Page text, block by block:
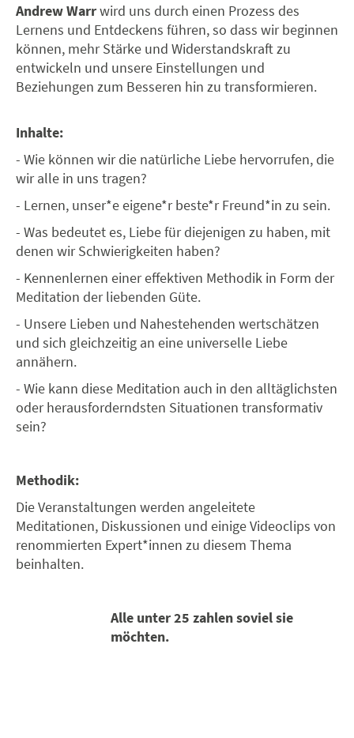
Andrew Warrwird uns durch einen Prozess des
Lernens und Entdeckens führen, so dass wir beginnen
können, mehr Stärke und Widerstandskraft zu
entwickeln und unsere Einstellungen und
Beziehungen zum Besseren hin zu transformieren.
Inhalte:
- Wie können wir die natürliche Liebe hervorrufen, die
wir alle in uns tragen?
- Lernen, unser*e eigene*r beste*r Freund*in zu sein.
- Was bedeutet es, Liebe für diejenigen zu haben, mit
denen wir Schwierigkeiten haben?
- Kennenlernen einer effektiven Methodik in Form der
Meditation der liebenden Güte.
- Unsere Lieben und Nahestehenden wertschätzen
und sich gleichzeitig an eine universelle Liebe
annähern.
- Wie kann diese Meditation auch in den alltäglichsten
oder herausforderndsten Situationen transformativ
sein?
Methodik:
Die Veranstaltungen werden angeleitete
Meditationen, Diskussionen und einige Videoclips von
renommierten Expert*innen zu diesem Thema
beinhalten.
Alle unter 25 zahlen soviel sie
möchten.